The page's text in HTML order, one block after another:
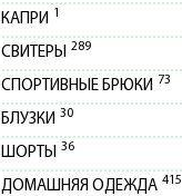
КАПРИ 1
СВИТЕРЫ 289
СПОРТИВНЫЕ БРЮКИ 73
БЛУЗКИ 30
ШОРТЫ 36
ДОМАШНЯЯ ОДЕЖДА 415